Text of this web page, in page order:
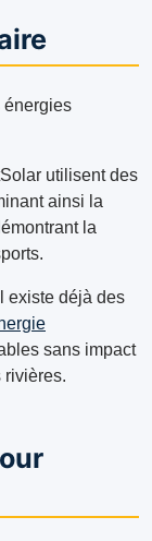
énergies
utilisent des
ainsi la
la
existe déjà des
sans impact
rivières.